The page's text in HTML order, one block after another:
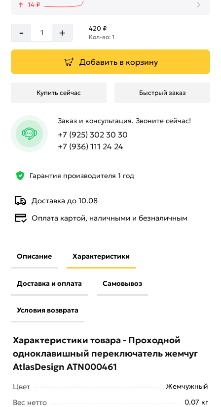
Гарантия производителя 1 год
Доставка до 10.08
Оплата картой, наличными и безналичным
14 ₽
- + 420 ₽
Кол-во: 1
Добавить в корзину
Купить сейчас Быстрый заказ
Заказ и консультация. Звоните сейчас!
+7 (925) 302 30 30
+7 (936) 111 24 24
Описание Характеристики
Доставка и оплата Самовывоз
Условия возврата
Характеристики товара - Проходной
одноклавишный переключатель жемчуг
AtlasDesign ATN000461
Цвет Жемчужный
Вес нетто 0.07 кг